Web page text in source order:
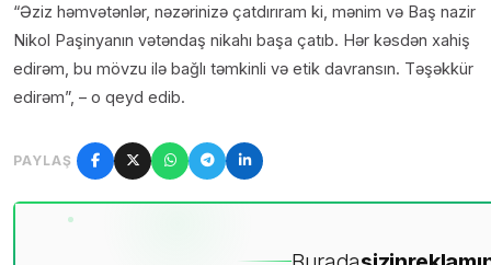
“Əziz həmvətənlər, nəzərinizə çatdırıram ki, mənim və Baş nazir
Nikol Paşinyanın vətəndaş nikahı başa çatıb. Hər kəsdən xahiş
edirəm, bu mövzu ilə bağlı təmkinli və etik davransın. Təşəkkür
edirəm”, – o qeyd edib.
PAYLAŞ